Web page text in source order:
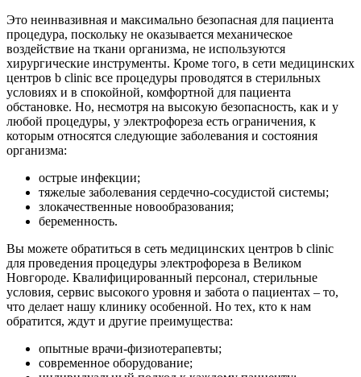
Это неинвазивная и максимально безопасная для пациента
процедура, поскольку не оказывается механическое
воздействие на ткани организма, не используются
хирургические инструменты. Кроме того, в сети медицинских
центров b clinic все процедуры проводятся в стерильных
условиях и в спокойной, комфортной для пациента
обстановке. Но, несмотря на высокую безопасность, как и у
любой процедуры, у электрофореза есть ограничения, к
которым относятся следующие заболевания и состояния
организма:
острые инфекции;
тяжелые заболевания сердечно-сосудистой системы;
злокачественные новообразования;
беременность.
Вы можете обратиться в сеть медицинских центров b clinic
для проведения процедуры электрофореза в Великом
Новгороде. Квалифицированный персонал, стерильные
условия, сервис высокого уровня и забота о пациентах – то,
что делает нашу клинику особенной. Но тех, кто к нам
обратится, ждут и другие преимущества:
опытные врачи-физиотерапевты;
современное оборудование;